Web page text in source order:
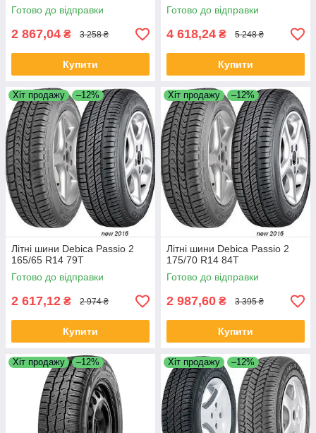
Готово до відправки
2 867,04 ₴ 3 258 ₴
Купити
Готово до відправки
4 618,24 ₴ 5 248 ₴
Купити
Хіт продажу –12%
Літні шини Debica Passio 2
165/65 R14 79T
Готово до відправки
2 617,12 ₴ 2 974 ₴
Купити
Хіт продажу –12%
Літні шини Debica Passio 2
175/70 R14 84T
Готово до відправки
2 987,60 ₴ 3 395 ₴
Купити
Хіт продажу –12% Хіт продажу –12%